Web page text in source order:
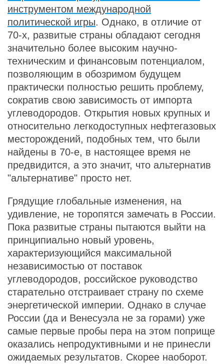
инструментом международной
политической игры. Однако, в отличие от
70-х, развитые страны обладают сегодня
значительно более высоким научно-
техническим и финансовым потенциалом,
позволяющим в обозримом будущем
практически полностью решить проблему,
сократив свою зависимость от импорта
углеводородов. Открытия новых крупных и
относительно легкодоступных нефтегазовых
месторождений, подобных тем, что были
найдены в 70-е, в настоящее время не
предвидится, а это значит, что альтернатив
"альтернативе" просто нет.
Грядущие глобальные изменения, на
удивление, не торопятся замечать в России.
Пока развитые страны пытаются выйти на
принципиально новый уровень,
характеризующийся максимальной
независимостью от поставок
углеводородов, российское руководство
старательно отстраивает страну по схеме
энергетической империи. Однако в случае
России (да и Венесуэла не за горами) уже
самые первые пробы пера на этом поприще
оказались непродуктивными и не принесли
ожидаемых результатов. Скорее наоборот.